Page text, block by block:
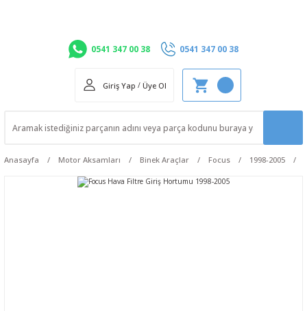
0541 347 00 38 0541 347 00 38
Giriş Yap / Üye Ol
Anasayfa Motor Aksamları Binek Araçlar Focus 1998-2005